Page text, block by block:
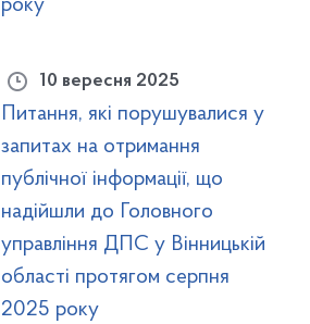
року
10 вересня 2025
Питання, які порушувалися у
запитах на отримання
публічної інформації, що
надійшли до Головного
управління ДПС у Вінницькій
області протягом серпня
2025 року